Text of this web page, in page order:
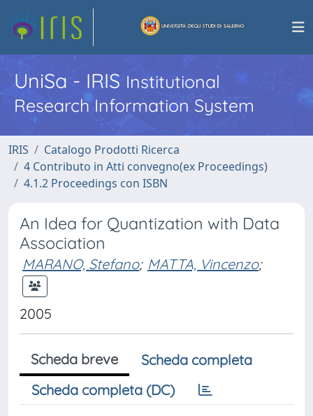
UniSa - IRISInstitutional
Research Information System
IRIS
Catalogo Prodotti Ricerca
4 Contributo in Atti convegno(ex Proceedings)
4.1.2 Proceedings con ISBN
An Idea for Quantization with Data
Association
MARANO, Stefano; MATTA, Vincenzo;
2005
Scheda breve
Scheda completa
Scheda completa (DC)